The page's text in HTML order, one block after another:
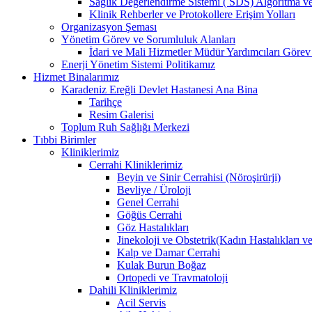
Klinik Rehberler ve Protokollere Erişim Yolları
Organizasyon Şeması
Yönetim Görev ve Sorumluluk Alanları
İdari ve Mali Hizmetler Müdür Yardımcıları Görev
Enerji Yönetim Sistemi Politikamız
Hizmet Binalarımız
Karadeniz Ereğli Devlet Hastanesi Ana Bina
Tarihçe
Resim Galerisi
Toplum Ruh Sağlığı Merkezi
Tıbbi Birimler
Kliniklerimiz
Cerrahi Kliniklerimiz
Beyin ve Sinir Cerrahisi (Nöroşirürji)
Bevliye / Üroloji
Genel Cerrahi
Göğüs Cerrahi
Göz Hastalıkları
Jinekoloji ve Obstetrik(Kadın Hastalıkları
Kalp ve Damar Cerrahi
Kulak Burun Boğaz
Ortopedi ve Travmatoloji
Dahili Kliniklerimiz
Acil Servis